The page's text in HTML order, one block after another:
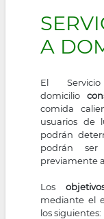
A
El
domicilio
comida
usuarios de
podrán
podrán ser
previamente
Los
mediante el
los siguientes: